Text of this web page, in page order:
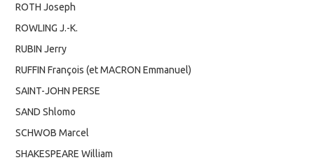
ROTH Joseph
ROWLING J.-K.
RUBIN Jerry
RUFFIN François (et MACRON Emmanuel)
SAINT-JOHN PERSE
SAND Shlomo
SCHWOB Marcel
SHAKESPEARE William